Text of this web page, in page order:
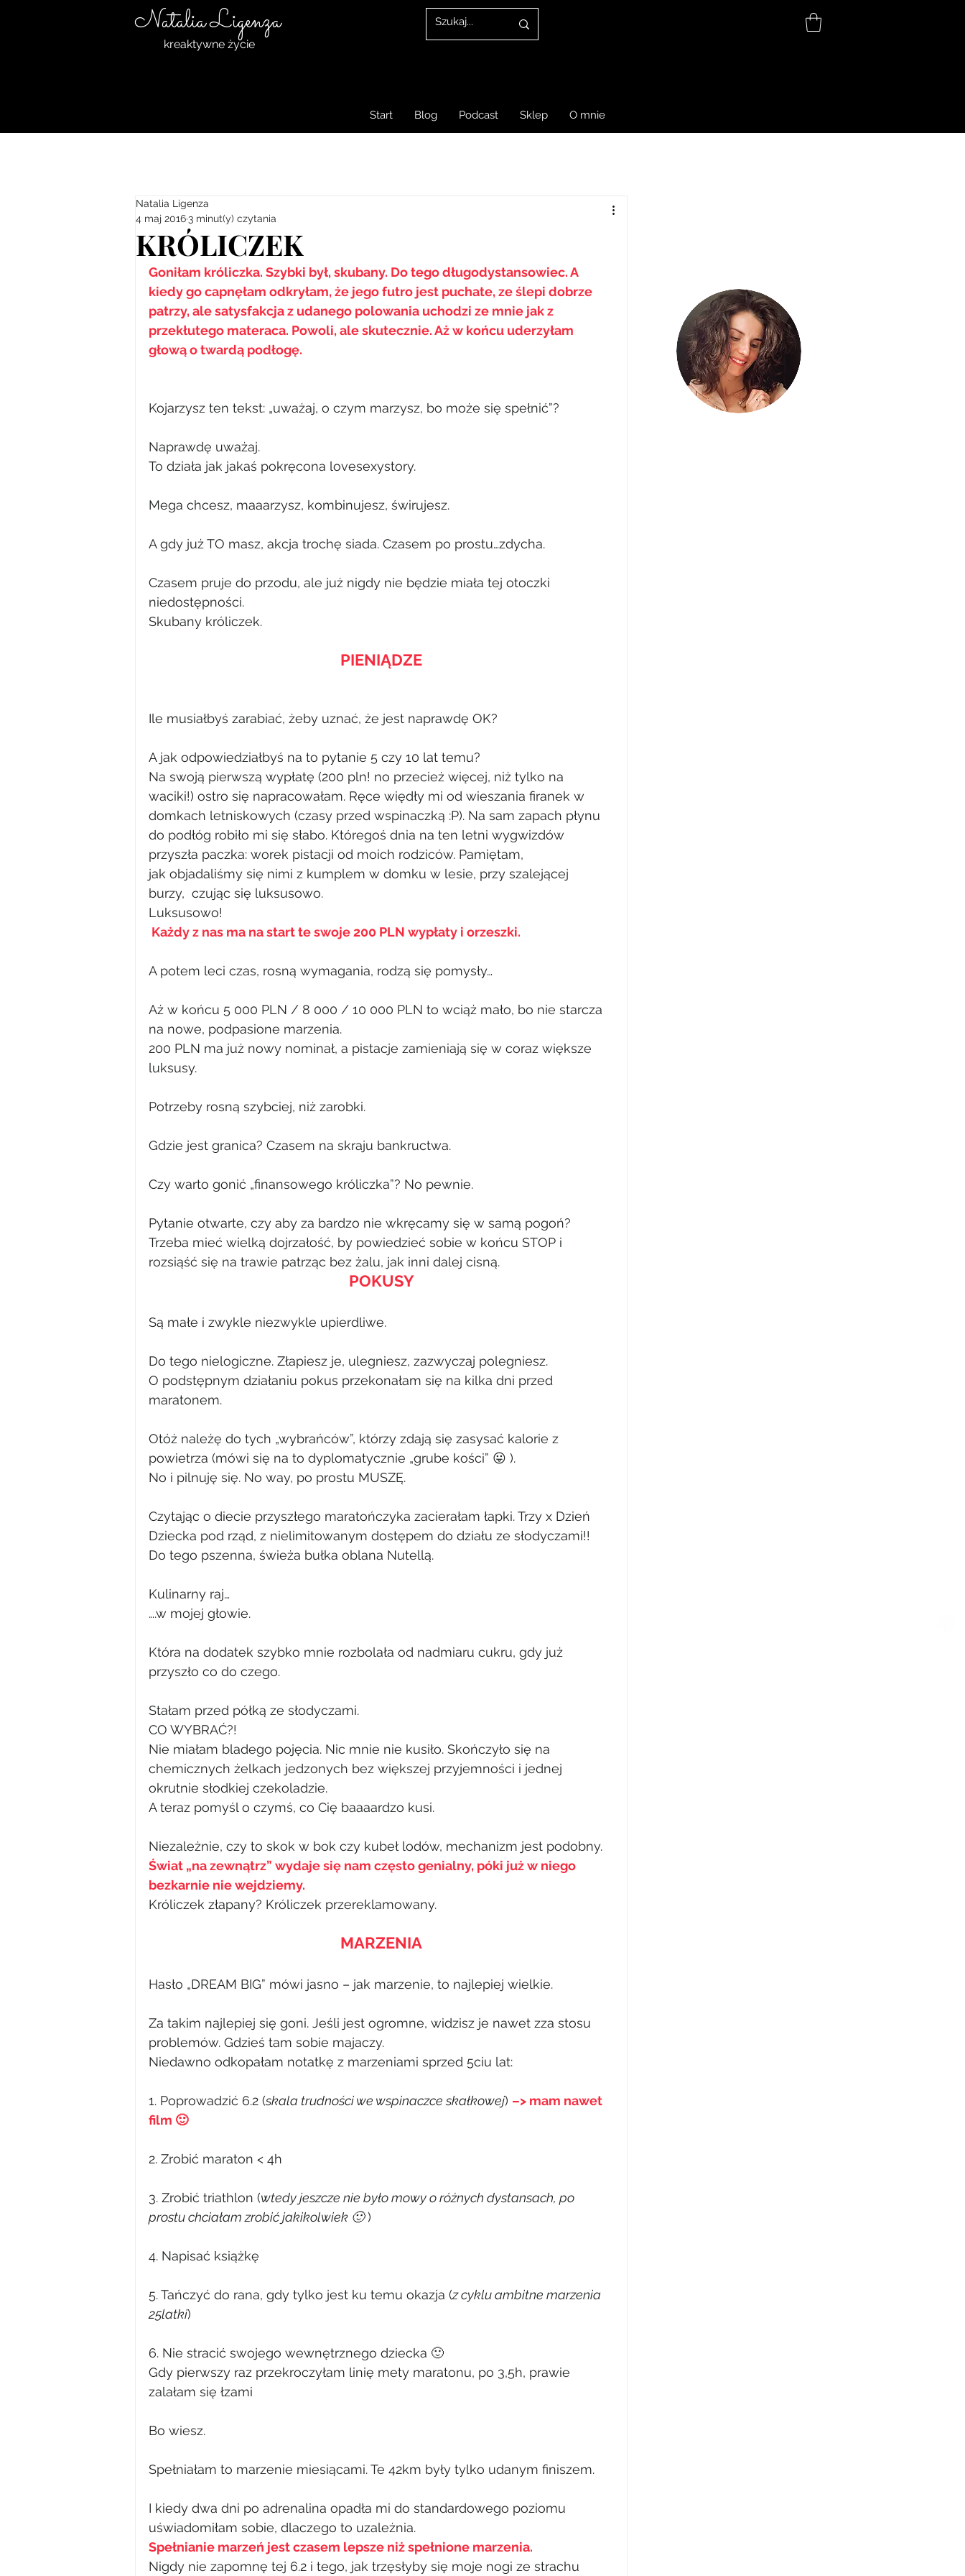
Natalia Ligenza
kreaktywne życie
Start Blog Podcast Sklep O mnie
KRÓLICZEK
Natalia Ligenza
4 maj 20163 minut(y) czytania
Goniłam króliczka. Szybki był, skubany. Do tego długodystansowiec. A
kiedy go capnęłam odkryłam, że jego futro jest puchate, ze ślepi dobrze
patrzy, ale satysfakcja z udanego polowania uchodzi ze mnie jak z
przekłutego materaca. Powoli, ale skutecznie. Aż w końcu uderzyłam
głową o twardą podłogę.
Kojarzysz ten tekst: „uważaj, o czym marzysz, bo może się spełnić”?
Naprawdę uważaj.
To działa jak jakaś pokręcona lovesexystory.
Mega chcesz, maaarzysz, kombinujesz, świrujesz.
A gdy już TO masz, akcja trochę siada. Czasem po prostu…zdycha.
Czasem pruje do przodu, ale już nigdy nie będzie miała tej otoczki
niedostępności.
Skubany króliczek.
PIENIĄDZE
Ile musiałbyś zarabiać, żeby uznać, że jest naprawdę OK?
A jak odpowiedziałbyś na to pytanie 5 czy 10 lat temu?
Na swoją pierwszą wypłatę (200 pln! no przecież więcej, niż tylko na
waciki!) ostro się napracowałam. Ręce więdły mi od wieszania firanek w
domkach letniskowych (czasy przed wspinaczką :P). Na sam zapach płynu
do podłóg robiło mi się słabo. Któregoś dnia na ten letni wygwizdów
przyszła paczka: worek pistacji od moich rodziców. Pamiętam,
jak objadaliśmy się nimi z kumplem w domku w lesie, przy szalejącej
burzy,  czując się luksusowo.
Luksusowo!
Każdy z nas ma na start te swoje 200 PLN wypłaty i orzeszki.
A potem leci czas, rosną wymagania, rodzą się pomysły…
Aż w końcu 5 000 PLN / 8 000 / 10 000 PLN to wciąż mało, bo nie starcza
na nowe, podpasione marzenia.
200 PLN ma już nowy nominał, a pistacje zamieniają się w coraz większe
luksusy.
Potrzeby rosną szybciej, niż zarobki.
Gdzie jest granica? Czasem na skraju bankructwa.
Czy warto gonić „finansowego króliczka”? No pewnie.
Pytanie otwarte, czy aby za bardzo nie wkręcamy się w samą pogoń?
Trzeba mieć wielką dojrzałość, by powiedzieć sobie w końcu STOP i
rozsiąść się na trawie patrząc bez żalu, jak inni dalej cisną.
POKUSY
Są małe i zwykle niezwykle upierdliwe.
Do tego nielogiczne. Złapiesz je, ulegniesz, zazwyczaj polegniesz.
O podstępnym działaniu pokus przekonałam się na kilka dni przed
maratonem.
Otóż należę do tych „wybrańców”, którzy zdają się zasysać kalorie z
powietrza (mówi się na to dyplomatycznie „grube kości” 😛 ).
No i pilnuję się. No way, po prostu MUSZĘ.
Czytając o diecie przyszłego maratończyka zacierałam łapki. Trzy x Dzień
Dziecka pod rząd, z nielimitowanym dostępem do działu ze słodyczami!!
Do tego pszenna, świeża bułka oblana Nutellą.
Kulinarny raj…
….w mojej głowie.
Która na dodatek szybko mnie rozbolała od nadmiaru cukru, gdy już
przyszło co do czego.
Stałam przed półką ze słodyczami.
CO WYBRAĆ?!
Nie miałam bladego pojęcia. Nic mnie nie kusiło. Skończyło się na
chemicznych żelkach jedzonych bez większej przyjemności i jednej
okrutnie słodkiej czekoladzie.
A teraz pomyśl o czymś, co Cię baaaardzo kusi.
Niezależnie, czy to skok w bok czy kubeł lodów, mechanizm jest podobny.
Świat „na zewnątrz” wydaje się nam często genialny, póki już w niego
bezkarnie nie wejdziemy.
Króliczek złapany? Króliczek przereklamowany.
MARZENIA
Hasło „DREAM BIG” mówi jasno – jak marzenie, to najlepiej wielkie.
Za takim najlepiej się goni. Jeśli jest ogromne, widzisz je nawet zza stosu
problemów. Gdzieś tam sobie majaczy.
Niedawno odkopałam notatkę z marzeniami sprzed 5ciu lat:
1. Poprowadzić 6.2 (skala trudności we wspinaczce skałkowej) –> mam nawet
film 🙂
2. Zrobić maraton < 4h
3. Zrobić triathlon (wtedy jeszcze nie było mowy o różnych dystansach, po
prostu chciałam zrobić jakikolwiek 🙂 )
4. Napisać książkę
5. Tańczyć do rana, gdy tylko jest ku temu okazja (z cyklu ambitne marzenia
25latki)
6. Nie stracić swojego wewnętrznego dziecka 🙂
Gdy pierwszy raz przekroczyłam linię mety maratonu, po 3,5h, prawie
zalałam się łzami
Bo wiesz.
Spełniałam to marzenie miesiącami. Te 42km były tylko udanym finiszem.
I kiedy dwa dni po adrenalina opadła mi do standardowego poziomu
uświadomiłam sobie, dlaczego to uzależnia.
Spełnianie marzeń jest czasem lepsze niż spełnione marzenia.
Nigdy nie zapomnę tej 6.2 i tego, jak trzęsłyby się moje nogi ze strachu